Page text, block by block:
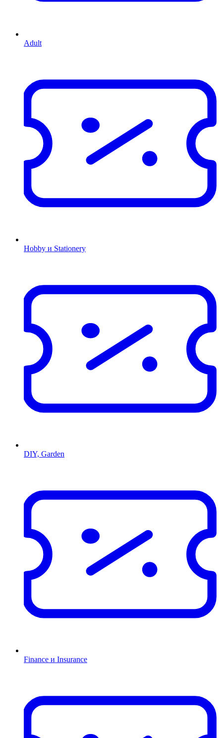
Adult
Hobby и Stationery
DIY, Garden
Finance и Insurance